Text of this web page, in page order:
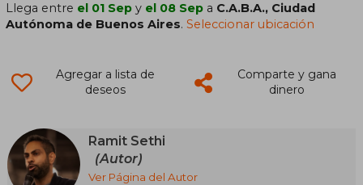
Llega entre el 01 Sep y el 08 Sep a C.A.B.A., Ciudad
Autónoma de Buenos Aires.Seleccionar ubicación
Agregar a lista de
deseos
Comparte y gana
dinero
Ramit Sethi
(Autor)
Ver Página del Autor